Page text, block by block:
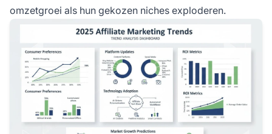
omzetgroei als hun gekozen niches exploderen.